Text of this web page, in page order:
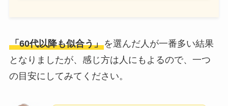
「60代以降も似合う」を選んだ人が一番多い結果
となりましたが、感じ方は人にもよるので、一つ
の目安にしてみてください。